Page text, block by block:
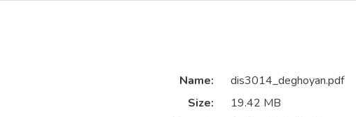
Name:
dis3014_deghoyan.pdf
Size:
19.42 MB